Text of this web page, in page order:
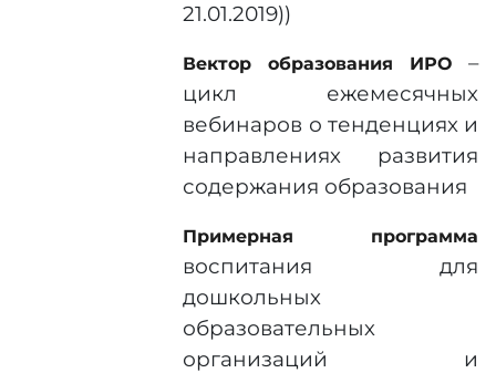
21.01.2019))
Вектор образования ИРО –
цикл ежемесячных
вебинаров о тенденциях и
направлениях развития
содержания образования
Примерная программа
воспитания для
дошкольных
образовательных
организаций и